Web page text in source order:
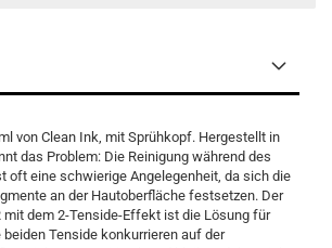
von Clean Ink, mit Sprühkopf. Hergestellt in
das Problem: Die Reinigung während des
oft eine schwierige Angelegenheit, da sich die
an der Hautoberfläche festsetzen. Der
mit dem 2-Tenside-Effekt ist die Lösung für
Tenside konkurrieren auf der